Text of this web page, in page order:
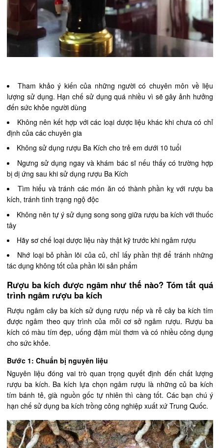
Tham khảo ý kiến của những người có chuyên môn về liệu
lượng sử dụng. Hạn chế sử dụng quá nhiều vì sẽ gây ảnh hưởng
đến sức khỏe người dùng
Không nên kết hợp với các loại dược liệu khác khi chưa có chỉ
định của các chuyên gia
Không sử dụng rượu Ba Kích cho trẻ em dưới 10 tuổi
Ngưng sử dụng ngay và khám bác sĩ nếu thấy có trường hợp
bị dị ứng sau khi sử dụng rượu Ba Kích
Tìm hiểu và tránh các món ăn có thành phần kỵ với rượu ba
kích, tránh tình trạng ngộ độc
Không nên tự ý sử dụng song song giữa rượu ba kích với thuốc
tây
Hãy sơ chế loại dược liệu này thật kỹ trước khi ngâm rượu
Nhớ loại bỏ phần lõi của củ, chỉ lấy phần thịt để tránh những
tác dụng không tốt của phần lõi sản phẩm
Rượu ba kích được ngâm như thế nào? Tóm tắt quá
trình ngâm rượu ba kích
Rượu ngâm cây ba kích sử dụng rượu nếp và rễ cây ba kích tím
được ngâm theo quy trình của mỗi cơ sở ngâm rượu. Rượu ba
kích có màu tím đẹp, uống đậm mùi thơm và có nhiều công dụng
cho sức khỏe.
Bước 1: Chuẩn bị nguyên liệu
Nguyên liệu đóng vai trò quan trọng quyết định đến chất lượng
rượu ba kích. Ba kích lựa chọn ngâm rượu là những củ ba kích
tím bánh tẻ, già nguồn gốc tự nhiên thì càng tốt. Các bạn chú ý
hạn chế sử dụng ba kích trồng công nghiệp xuất xứ Trung Quốc.